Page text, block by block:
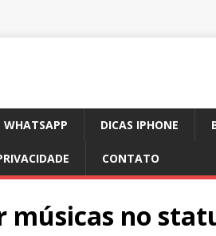
WHATSAPP DICAS IPHONE
CONTATO
músicas no